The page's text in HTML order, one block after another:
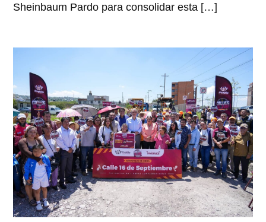
Sheinbaum Pardo para consolidar esta […]